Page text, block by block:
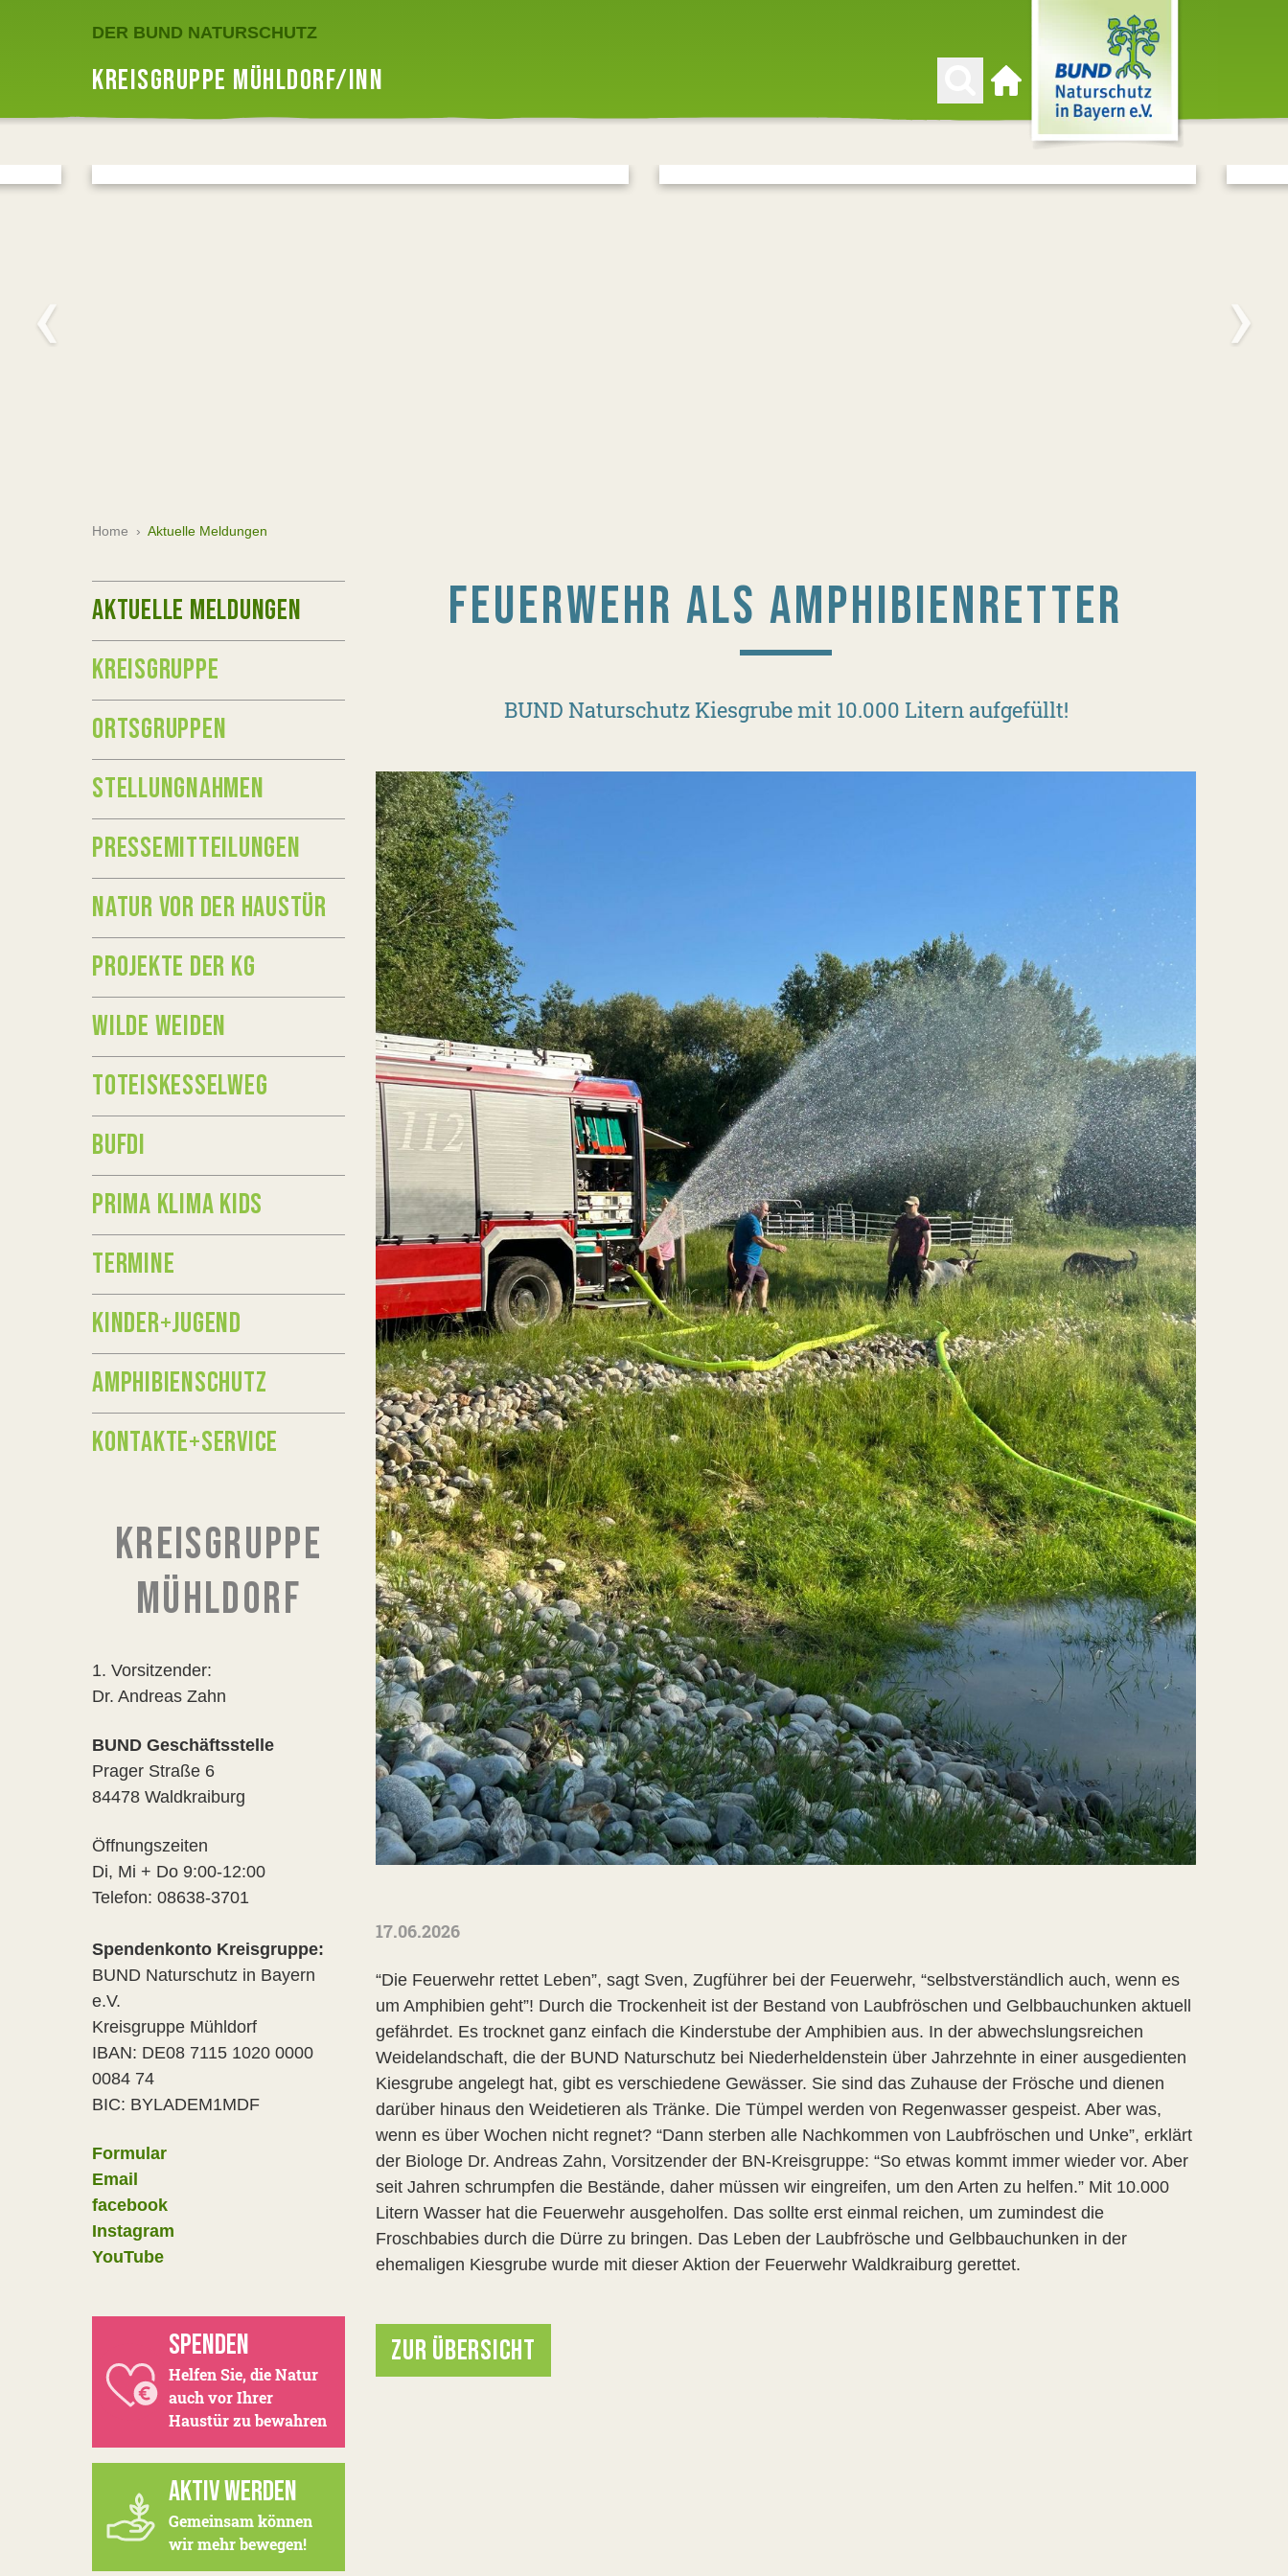
DER BUND NATURSCHUTZ
KREISGRUPPE MÜHLDORF/INN
Zur Startseite
Home › Aktuelle Meldungen
FEUERWEHR ALS AMPHIBIENRETTER
BUND Naturschutz Kiesgrube mit 10.000 Litern aufgefüllt!
17.06.2026
“Die Feuerwehr rettet Leben”, sagt Sven, Zugführer bei der Feuerwehr, “selbstverständlich auch, wenn es
um Amphibien geht”! Durch die Trockenheit ist der Bestand von Laubfröschen und Gelbbauchunken aktuell
gefährdet. Es trocknet ganz einfach die Kinderstube der Amphibien aus. In der abwechslungsreichen
Weidelandschaft, die der BUND Naturschutz bei Niederheldenstein über Jahrzehnte in einer ausgedienten
Kiesgrube angelegt hat, gibt es verschiedene Gewässer. Sie sind das Zuhause der Frösche und dienen
darüber hinaus den Weidetieren als Tränke. Die Tümpel werden von Regenwasser gespeist. Aber was,
wenn es über Wochen nicht regnet? “Dann sterben alle Nachkommen von Laubfröschen und Unke”, erklärt
der Biologe Dr. Andreas Zahn, Vorsitzender der BN-Kreisgruppe: “So etwas kommt immer wieder vor. Aber
seit Jahren schrumpfen die Bestände, daher müssen wir eingreifen, um den Arten zu helfen.” Mit 10.000
Litern Wasser hat die Feuerwehr ausgeholfen. Das sollte erst einmal reichen, um zumindest die
Froschbabies durch die Dürre zu bringen. Das Leben der Laubfrösche und Gelbbauchunken in der
ehemaligen Kiesgrube wurde mit dieser Aktion der Feuerwehr Waldkraiburg gerettet.
ZUR ÜBERSICHT
AKTUELLE MELDUNGEN
KREISGRUPPE
ORTSGRUPPEN
STELLUNGNAHMEN
PRESSEMITTEILUNGEN
NATUR VOR DER HAUSTÜR
PROJEKTE DER KG
WILDE WEIDEN
TOTEISKESSELWEG
BUFDI
PRIMA KLIMA KIDS
TERMINE
KINDER+JUGEND
AMPHIBIENSCHUTZ
KONTAKTE+SERVICE
KREISGRUPPE
MÜHLDORF
1. Vorsitzender:
Dr. Andreas Zahn
BUND Geschäftsstelle
Prager Straße 6
84478 Waldkraiburg
Öffnungszeiten
Di, Mi + Do 9:00-12:00
Telefon: 08638-3701
Spendenkonto Kreisgruppe:
BUND Naturschutz in Bayern
e.V.
Kreisgruppe Mühldorf
IBAN: DE08 7115 1020 0000
0084 74
BIC: BYLADEM1MDF
Formular
Email
facebook
Instagram
YouTube
SPENDEN
Helfen Sie, die Natur
auch vor Ihrer
Haustür zu bewahren
AKTIV WERDEN
Gemeinsam können
wir mehr bewegen!